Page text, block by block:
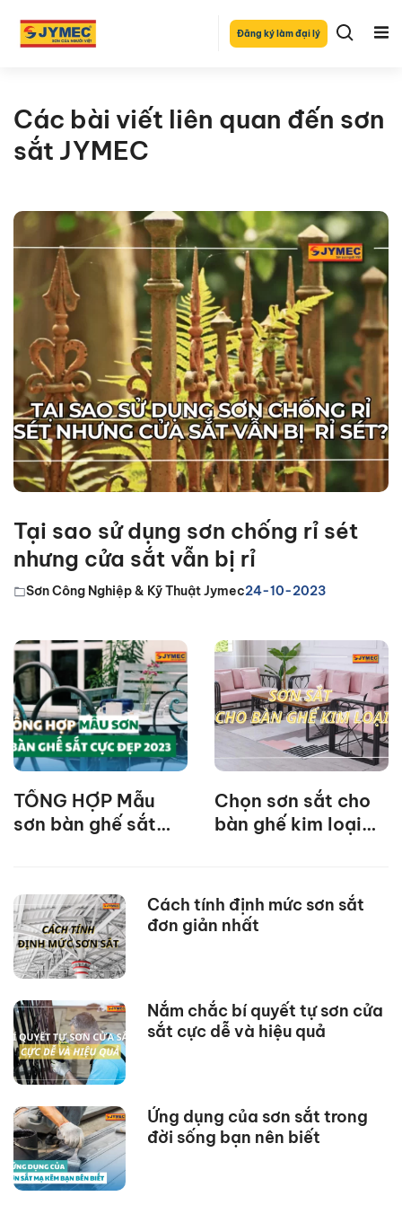
Đăng ký làm đại lý
Các bài viết liên quan đến sơn
sắt JYMEC
Tại sao sử dụng sơn chống rỉ sét
nhưng cửa sắt vẫn bị rỉ
Sơn Công Nghiệp & Kỹ Thuật Jymec24-10-2023
TỔNG HỢP Mẫu
sơn bàn ghế sắt
Chọn sơn sắt cho
bàn ghế kim loại
Cách tính định mức sơn sắt
đơn giản nhất
Nắm chắc bí quyết tự sơn cửa
sắt cực dễ và hiệu quả
Ứng dụng của sơn sắt trong
đời sống bạn nên biết